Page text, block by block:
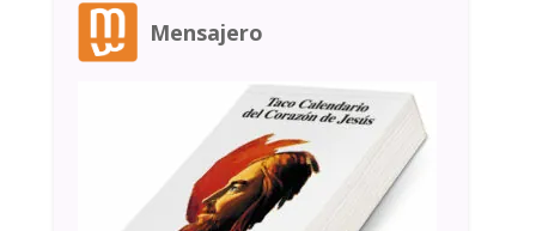
Mensajero